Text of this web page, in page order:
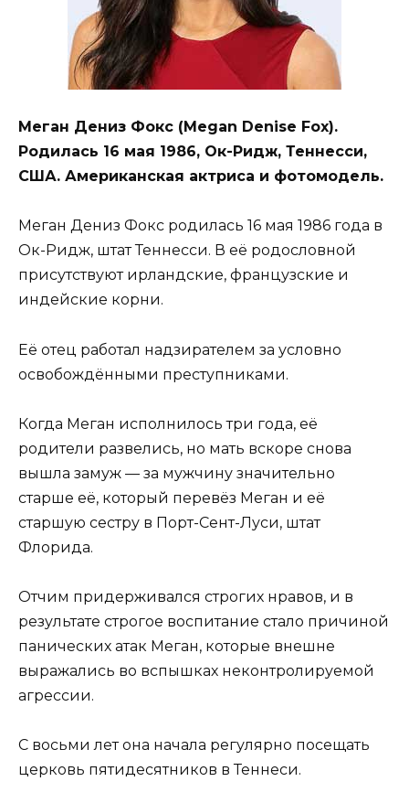
Меган Дениз Фокс (Megan Denise Fox).
Родилась 16 мая 1986, Ок-Ридж, Теннесси,
США. Американская актриса и фотомодель.
Меган Дениз Фокс родилась 16 мая 1986 года в
Ок-Ридж, штат Теннесси. В её родословной
присутствуют ирландские, французские и
индейские корни.
Её отец работал надзирателем за условно
освобождёнными преступниками.
Когда Меган исполнилось три года, её
родители развелись, но мать вскоре снова
вышла замуж — за мужчину значительно
старше её, который перевёз Меган и её
старшую сестру в Порт-Сент-Луси, штат
Флорида.
Отчим придерживался строгих нравов, и в
результате строгое воспитание стало причиной
панических атак Меган, которые внешне
выражались во вспышках неконтролируемой
агрессии.
С восьми лет она начала регулярно посещать
церковь пятидесятников в Теннеси.